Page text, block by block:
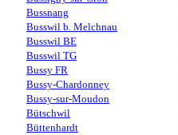
Bussnang
Busswil b. Melchnau
Busswil BE
Busswil TG
Bussy FR
Bussy-Chardonney
Bussy-sur-Moudon
Bütschwil
Büttenhardt